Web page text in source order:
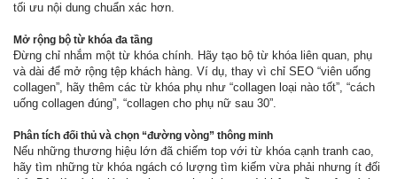
tối ưu nội dung chuẩn xác hơn.
Mở rộng bộ từ khóa đa tầng
Đừng chỉ nhắm một từ khóa chính. Hãy tạo bộ từ khóa liên quan, phụ
và dài để mở rộng tệp khách hàng. Ví dụ, thay vì chỉ SEO “viên uống
collagen”, hãy thêm các từ khóa phụ như “collagen loại nào tốt”, “cách
uống collagen đúng”, “collagen cho phụ nữ sau 30”.
Phân tích đối thủ và chọn “đường vòng” thông minh
Nếu những thương hiệu lớn đã chiếm top với từ khóa cạnh tranh cao,
hãy tìm những từ khóa ngách có lượng tìm kiếm vừa phải nhưng ít đối